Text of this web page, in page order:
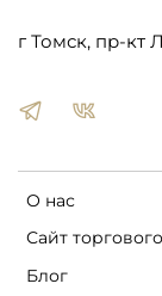
О нас
Сайт
Блог
г Томск, пр-кт